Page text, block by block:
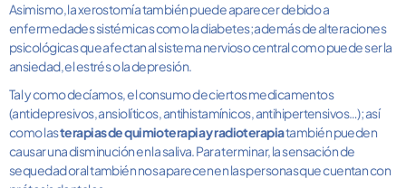
Asimismo, la xerostomía también puede aparecer debido a
enfermedades sistémicas como la diabetes; además de alteraciones
psicológicas que afectan al sistema nervioso central como puede ser la
ansiedad, el estrés o la depresión.
Tal y como decíamos, el consumo de ciertos medicamentos
(antidepresivos, ansiolíticos, antihistamínicos, antihipertensivos…); así
como lasterapias de quimioterapia y radioterapiatambién pueden
causar una disminución en la saliva. Para terminar, la sensación de
sequedad oral también nos aparecen en las personas que cuentan con